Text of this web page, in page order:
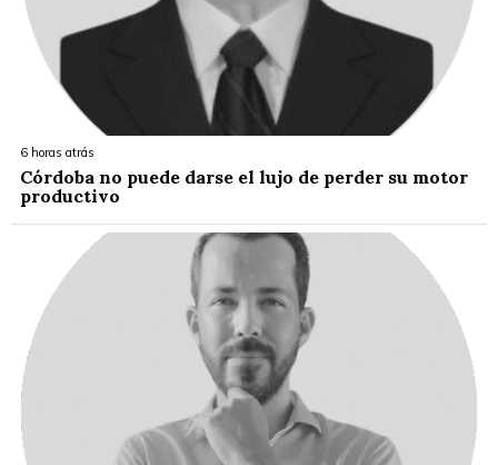
6 horas atrás
Córdoba no puede darse el lujo de perder su motor
productivo